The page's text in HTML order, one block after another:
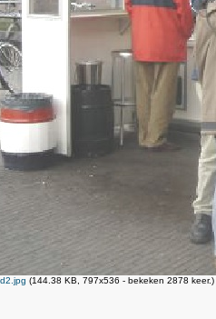
(144.38 KB, 797x536 - bekeken 2878 keer.)